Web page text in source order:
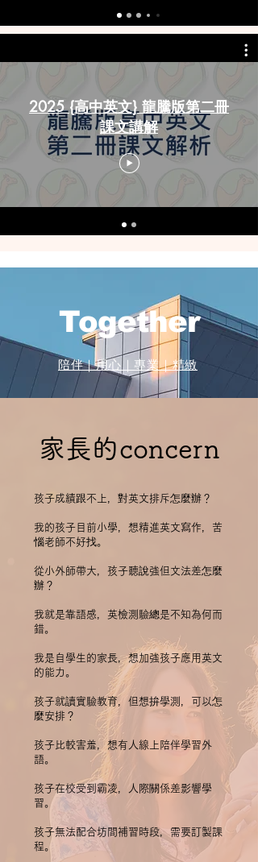
2025 {高中英文} 龍騰版第二冊
課文講解
Together
陪伴｜用心｜專業｜精緻
​家長的concern
孩子成績跟不上，對英文排斥怎麼辦？
我的孩子目前小學，想精進英文寫作，苦
惱老師不好找。
從小外師帶大，孩子聽說強但文法差怎麼
辦？
我就是靠語感，英檢測驗總是不知為何而
錯。
我是自學生的家長，想加強孩子應用英文
的能力。
孩子就讀實驗教育，但想拚學測，可以怎
麼安排？
孩子比較害羞，想有人線上陪伴學習外
語。
孩子在校受到霸凌，人際關係差影響學
習。
​孩子無法配合坊間補習時段，需要訂製課
程。